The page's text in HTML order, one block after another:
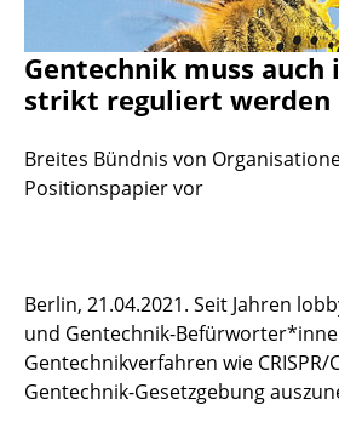
Gentechnik muss
strikt reguliert werden
Breites Bündnis von
Positionspapier vor
Berlin, 21.04.2021. Seit Jahren
und Gentechnik-
Gentechnikverfahren wie CRISPR/
Gentechnik-Gesetzgebung